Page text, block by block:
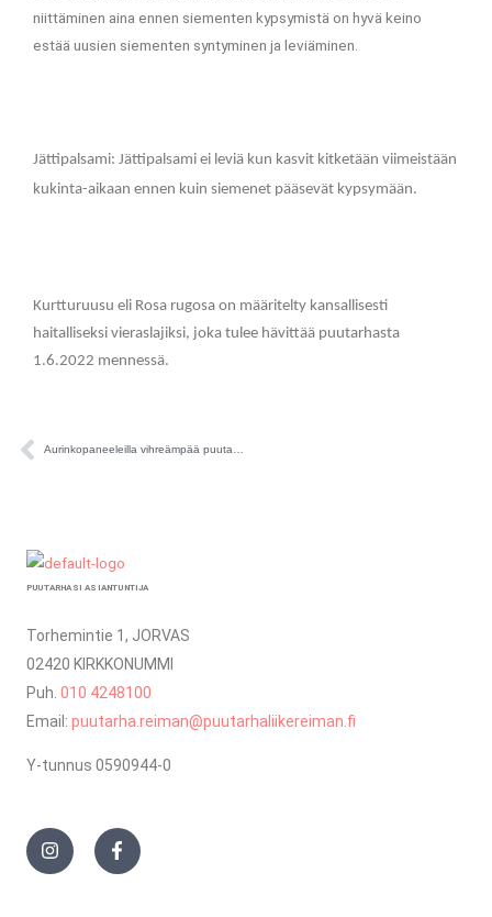
niittäminen aina ennen siementen kypsymistä on hyvä keino
estää uusien siementen syntyminen ja leviäminen.
Jättipalsami: Jättipalsami ei leviä kun kasvit kitketään viimeistään
kukinta-aikaan ennen kuin siemenet pääsevät kypsymään.
Kurtturuusu eli Rosa rugosa on määritelty kansallisesti
haitalliseksi vieraslajiksi, joka tulee hävittää puutarhasta
1.6.2022 mennessä.
Prev Aurinkopaneeleilla vihreämpää puutarhakauppaa
PUUTARHASI ASIANTUNTIJA
Torhemintie 1, JORVAS
02420 KIRKKONUMMI
Puh. 010 4248100
Email: puutarha.reiman@puutarhaliikereiman.fi
Y-tunnus 0590944-0
I
n
s
t
F
a
c
e